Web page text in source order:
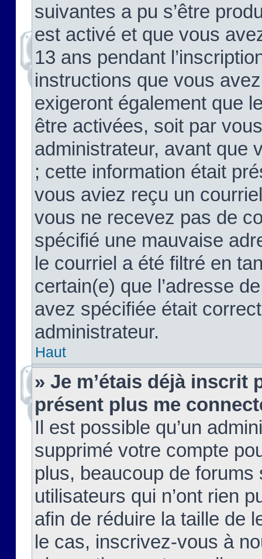
suivantes a pu s’être
est activé et que vous
13 ans pendant
instructions que vous
exigeront également que
être activées, soit par
administrateur, avant que
; cette information était
vous aviez reçu un
vous ne recevez pas de
spécifié une mauvaise
le courriel a été filtré en
certain(e) que l’adresse
avez spécifiée était
administrateur.
Haut
» Je m’étais déjà inscrit
présent plus me
Il est possible qu’un
supprimé votre compte
plus, beaucoup de
utilisateurs qui n’ont rien
afin de réduire la taille de
le cas, inscrivez-vous à